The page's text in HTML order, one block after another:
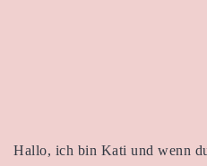
Hallo, ich bin Kati und wenn